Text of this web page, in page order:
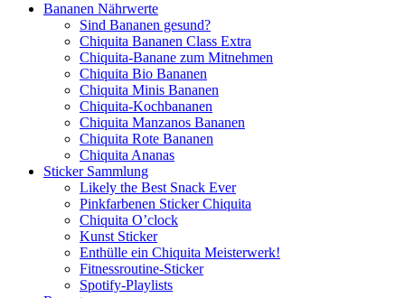
Bananen Nährwerte
Sind Bananen gesund?
Chiquita Bananen Class Extra
Chiquita-Banane zum Mitnehmen
Chiquita Bio Bananen
Chiquita Minis Bananen
Chiquita-Kochbananen
Chiquita Manzanos Bananen
Chiquita Rote Bananen
Chiquita Ananas
Sticker Sammlung
Likely the Best Snack Ever
Pinkfarbenen Sticker Chiquita
Chiquita O’clock
Kunst Sticker
Enthülle ein Chiquita Meisterwerk!
Fitnessroutine-Sticker
Spotify-Playlists